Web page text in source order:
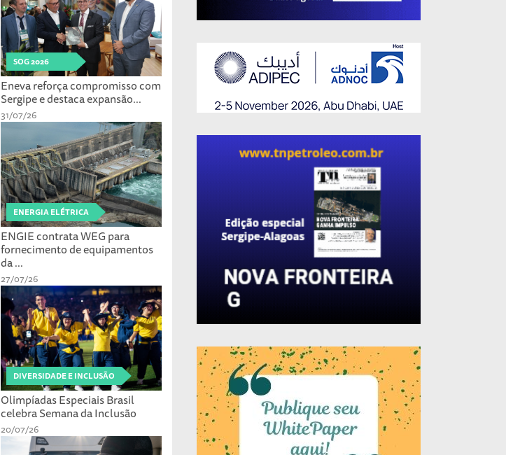
SOG 2026
Eneva reforça compromisso com
Sergipe e destaca expansão...
31/07/26
ENERGIA ELÉTRICA
ENGIE contrata WEG para
fornecimento de equipamentos
da ...
27/07/26
DIVERSIDADE E INCLUSÃO
Olimpíadas Especiais Brasil
celebra Semana da Inclusão
20/07/26